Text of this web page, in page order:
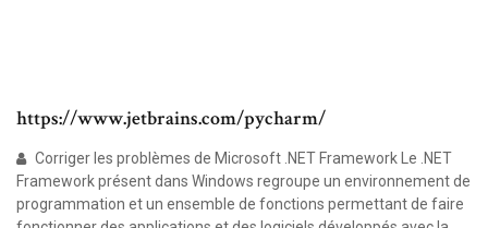
https://www.jetbrains.com/pycharm/
Corriger les problèmes de Microsoft .NET Framework Le .NET
Framework présent dans Windows regroupe un environnement de
programmation et un ensemble de fonctions permettant de faire